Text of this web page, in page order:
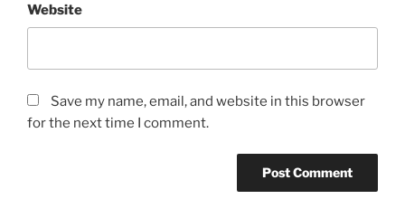
Website
Save my name, email, and website in this browser
for the next time I comment.